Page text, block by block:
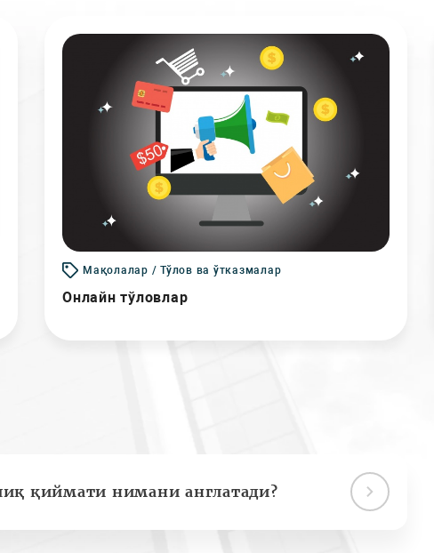
Мақолалар / Тўлов ва ўтказмалар
Онлайн тўловлар
қиймати нимани англатади?